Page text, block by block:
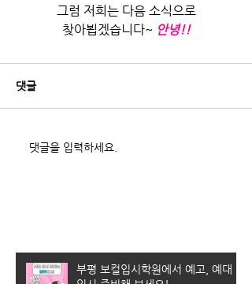
그럼 저희는 다음 소식으로
찾아뵙겠습니다~ 안녕!!
댓글
댓글을 입력하세요.
부평 보컬입시학원에서 예고, 예대